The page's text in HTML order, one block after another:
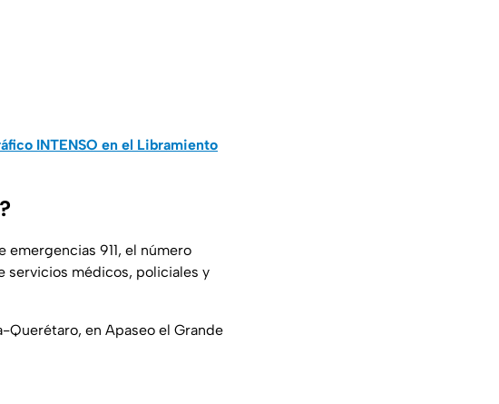
INTENSO en el Libramiento
911, el número
servicios médicos, policiales y
Querétaro, en Apaseo el Grande